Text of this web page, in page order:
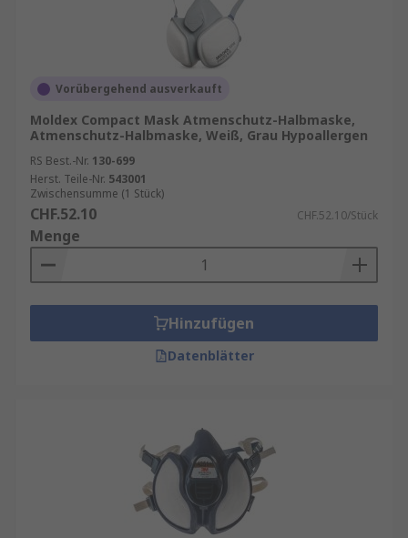
Vorübergehend ausverkauft
Moldex Compact Mask Atmenschutz-Halbmaske,
Atmenschutz-Halbmaske, Weiß, Grau Hypoallergen
RS Best.-Nr. 130-699
Herst. Teile-Nr. 543001
Zwischensumme (1 Stück)
CHF.52.10 CHF.52.10/Stück
Menge
Hinzufügen
Datenblätter